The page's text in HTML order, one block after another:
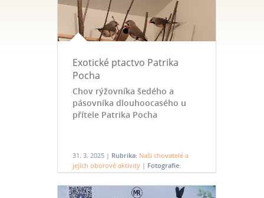
Exotické ptactvo Patrika
Pocha
Chov rýžovníka šedého a
pásovníka dlouhoocasého u
přítele Patrika Pocha
31. 3. 2025 | Rubrika: Naši chovatelé a
jejich oborové aktivity | Fotografie:
Exotické ptactvo přítele Patrika Pocha
2025